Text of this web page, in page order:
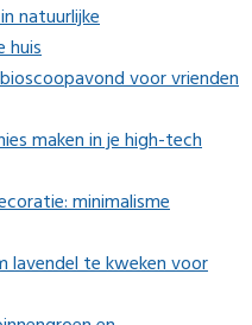
natuurlijke
huis
voor vrienden
maken in je high-tech
minimalisme
lavendel te kweken voor